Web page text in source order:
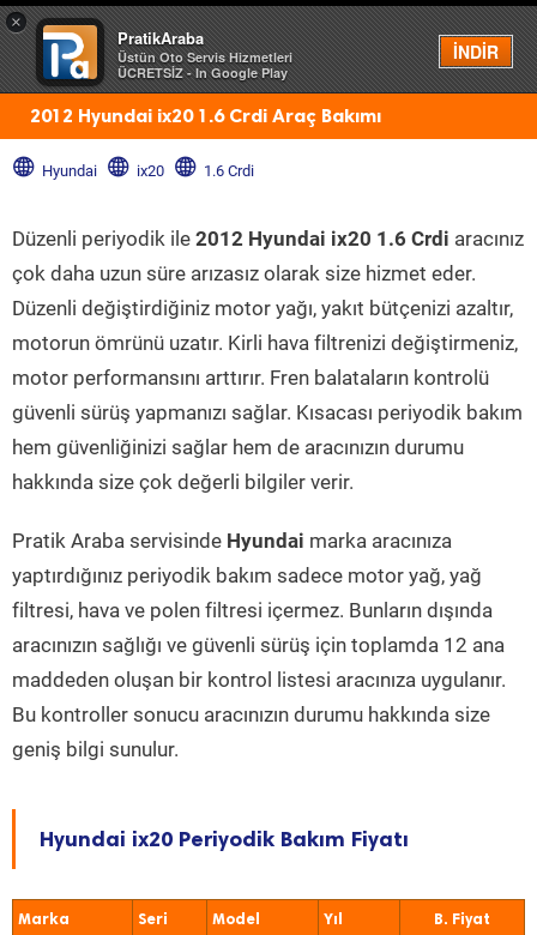
×
PratikAraba
Üstün Oto Servis Hizmetleri
ÜCRETSİZ - In Google Play
İNDİR
Menü
2012 Hyundai ix20 1.6 Crdi Araç Bakımı
Hyundai ix20 1.6 Crdi
Düzenli periyodik ile 2012 Hyundai ix20 1.6 Crdi aracınız
çok daha uzun süre arızasız olarak size hizmet eder.
Düzenli değiştirdiğiniz motor yağı, yakıt bütçenizi azaltır,
motorun ömrünü uzatır. Kirli hava filtrenizi değiştirmeniz,
motor performansını arttırır. Fren balataların kontrolü
güvenli sürüş yapmanızı sağlar. Kısacası periyodik bakım
hem güvenliğinizi sağlar hem de aracınızın durumu
hakkında size çok değerli bilgiler verir.
Pratik Araba servisinde Hyundai marka aracınıza
yaptırdığınız periyodik bakım sadece motor yağ, yağ
filtresi, hava ve polen filtresi içermez. Bunların dışında
aracınızın sağlığı ve güvenli sürüş için toplamda 12 ana
maddeden oluşan bir kontrol listesi aracınıza uygulanır.
Bu kontroller sonucu aracınızın durumu hakkında size
geniş bilgi sunulur.
Hyundai ix20 Periyodik Bakım Fiyatı
Marka Seri Model Yıl